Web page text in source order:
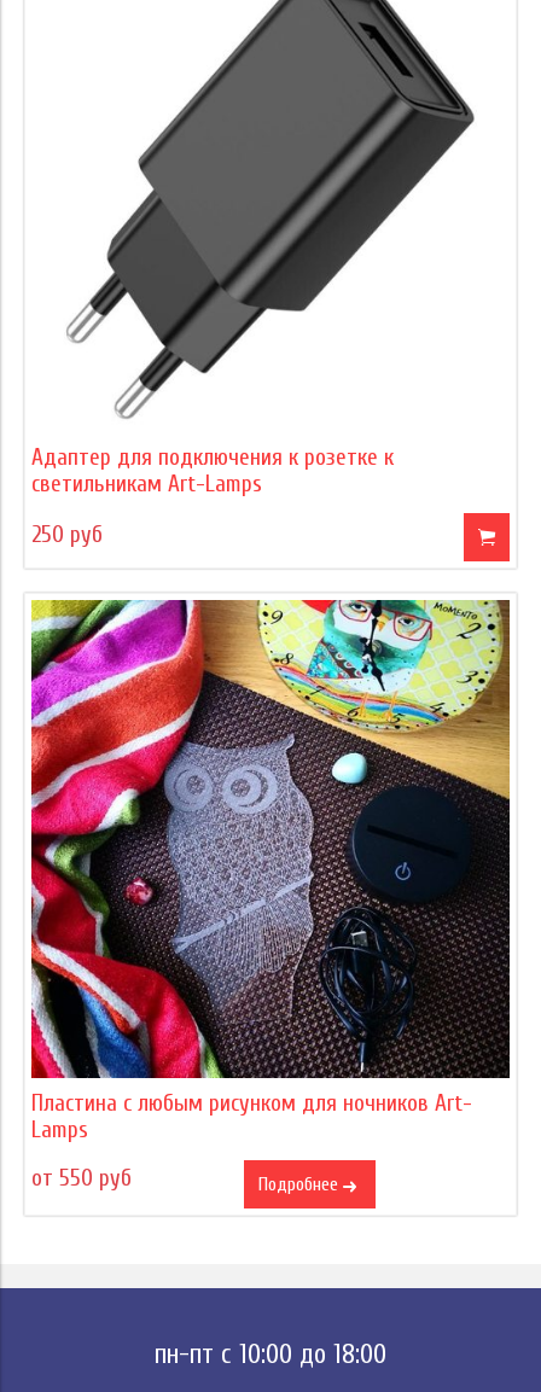
Адаптер для подключения к розетке к
светильникам Art-Lamps
250 руб
Пластина с любым рисунком для ночников Art-
Lamps
от 550 руб
Подробнее
пн-пт с 10:00 до 18:00